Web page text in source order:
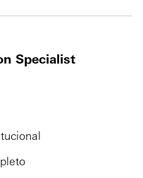
Specialist